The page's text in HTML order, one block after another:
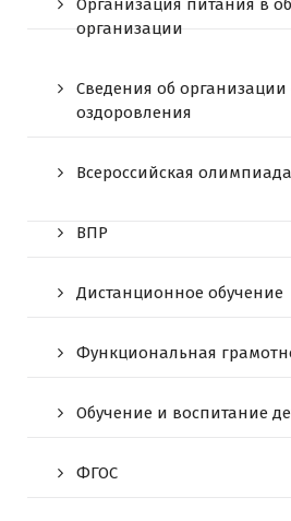
Организация питания в
организации
Сведения об
оздоровления
Всероссийская
ВПР
Дистанционное обучение
Функциональная
Обучение и воспитание
ФГОС